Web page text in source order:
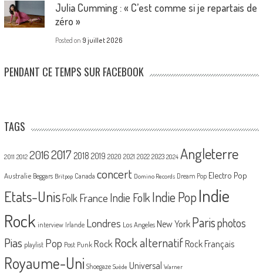
Julia Cumming : « C’est comme si je repartais de
zéro »
Posted on 9 juillet 2026
PENDANT CE TEMPS SUR FACEBOOK
TAGS
2011 2012 20162017 2018 2019 2020 2021 2022 2023 2024 Angleterre
Australie Beggars Britpop Canada concert Domino Records Dream Pop Electro Pop
Etats-UnisFolk France Indie Folk Indie PopIndie
Rock interview Irlande Londres Los Angeles New York Parisphotos
Pias playlist Pop Post Punk Rock Rock alternatif Rock Français
Royaume-Uni Shoegaze Suède Universal Warner